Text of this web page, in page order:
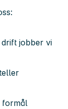
jobber vi
formål